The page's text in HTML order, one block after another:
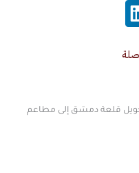
إلى مطاعم